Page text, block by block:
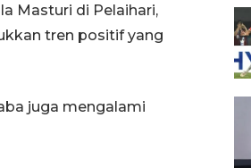
Masturi di Pelaihari,
tren positif yang
juga mengalami